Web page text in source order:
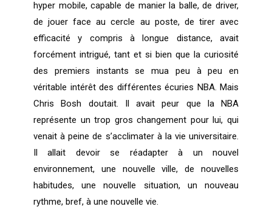
hyper mobile, capable de manier la balle, de driver,
de jouer face au cercle au poste, de tirer avec
efficacité y compris à longue distance, avait
forcément intrigué, tant et si bien que la curiosité
des premiers instants se mua peu à peu en
véritable intérêt des différentes écuries NBA. Mais
Chris Bosh doutait. Il avait peur que la NBA
représente un trop gros changement pour lui, qui
venait à peine de s’acclimater à la vie universitaire.
Il allait devoir se réadapter à un nouvel
environnement, une nouvelle ville, de nouvelles
habitudes, une nouvelle situation, un nouveau
rythme, bref, à une nouvelle vie.